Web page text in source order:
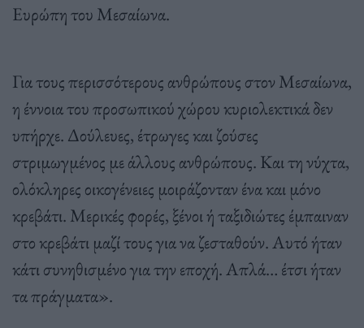
Ευρώπη του Μεσαίωνα.
Για τους περισσότερους ανθρώπους στον Μεσαίωνα,
η έννοια του προσωπικού χώρου κυριολεκτικά δεν
υπήρχε. Δούλευες, έτρωγες και ζούσες
στριμωγμένος με άλλους ανθρώπους. Και τη νύχτα,
ολόκληρες οικογένειες μοιράζονταν ένα και μόνο
κρεβάτι. Μερικές φορές, ξένοι ή ταξιδιώτες έμπαιναν
στο κρεβάτι μαζί τους για να ζεσταθούν. Αυτό ήταν
κάτι συνηθισμένο για την εποχή. Απλά… έτσι ήταν
τα πράγματα».